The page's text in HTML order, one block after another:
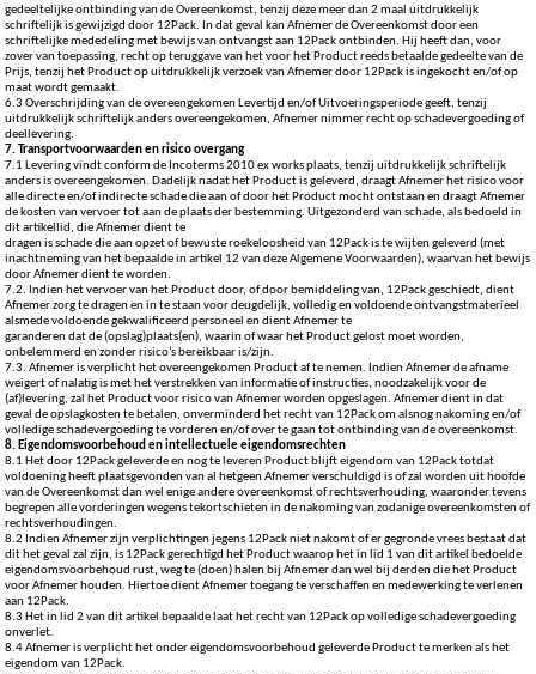
gedeeltelijke ontbinding van de Overeenkomst, tenzij deze meer dan 2 maal uitdrukkelijk
schriftelijk is gewijzigd door 12Pack. In dat geval kan Afnemer de Overeenkomst door een
schriftelijke mededeling met bewijs van ontvangst aan 12Pack ontbinden. Hij heeft dan, voor
zover van toepassing, recht op teruggave van het voor het Product reeds betaalde gedeelte van de
Prijs, tenzij het Product op uitdrukkelijk verzoek van Afnemer door 12Pack is ingekocht en/of op
maat wordt gemaakt.
6.3 Overschrijding van de overeengekomen Levertijd en/of Uitvoeringsperiode geeft, tenzij
uitdrukkelijk schriftelijk anders overeengekomen, Afnemer nimmer recht op schadevergoeding of
deellevering.
7. Transportvoorwaarden en risico overgang
7.1 Levering vindt conform de Incoterms 2010 ex works plaats, tenzij uitdrukkelijk schriftelijk
anders is overeengekomen. Dadelijk nadat het Product is geleverd, draagt Afnemer het risico voor
alle directe en/of indirecte schade die aan of door het Product mocht ontstaan en draagt Afnemer
de kosten van vervoer tot aan de plaats der bestemming. Uitgezonderd van schade, als bedoeld in
dit artikellid, die Afnemer dient te
dragen is schade die aan opzet of bewuste roekeloosheid van 12Pack is te wijten geleverd (met
inachtneming van het bepaalde in artikel 12 van deze Algemene Voorwaarden), waarvan het bewijs
door Afnemer dient te worden.
7.2. Indien het vervoer van het Product door, of door bemiddeling van, 12Pack geschiedt, dient
Afnemer zorg te dragen en in te staan voor deugdelijk, volledig en voldoende ontvangstmaterieel
alsmede voldoende gekwalificeerd personeel en dient Afnemer te
garanderen dat de (opslag)plaats(en), waarin of waar het Product gelost moet worden,
onbelemmerd en zonder risico’s bereikbaar is/zijn.
7.3. Afnemer is verplicht het overeengekomen Product af te nemen. Indien Afnemer de afname
weigert of nalatig is met het verstrekken van informatie of instructies, noodzakelijk voor de
(af)levering, zal het Product voor risico van Afnemer worden opgeslagen. Afnemer dient in dat
geval de opslagkosten te betalen, onverminderd het recht van 12Pack om alsnog nakoming en/of
volledige schadevergoeding te vorderen en/of over te gaan tot ontbinding van de overeenkomst.
8. Eigendomsvoorbehoud en intellectuele eigendomsrechten
8.1 Het door 12Pack geleverde en nog te leveren Product blijft eigendom van 12Pack totdat
voldoening heeft plaatsgevonden van al hetgeen Afnemer verschuldigd is of zal worden uit hoofde
van de Overeenkomst dan wel enige andere overeenkomst of rechtsverhouding, waaronder tevens
begrepen alle vorderingen wegens tekortschieten in de nakoming van zodanige overeenkomsten of
rechtsverhoudingen.
8.2 Indien Afnemer zijn verplichtingen jegens 12Pack niet nakomt of er gegronde vrees bestaat dat
dit het geval zal zijn, is 12Pack gerechtigd het Product waarop het in lid 1 van dit artikel bedoelde
eigendomsvoorbehoud rust, weg te (doen) halen bij Afnemer dan wel bij derden die het Product
voor Afnemer houden. Hiertoe dient Afnemer toegang te verschaffen en medewerking te verlenen
aan 12Pack.
8.3 Het in lid 2 van dit artikel bepaalde laat het recht van 12Pack op volledige schadevergoeding
onverlet.
8.4 Afnemer is verplicht het onder eigendomsvoorbehoud geleverde Product te merken als het
eigendom van 12Pack.